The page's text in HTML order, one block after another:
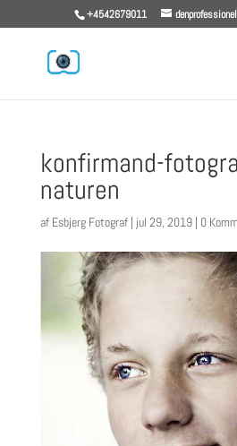
+4542679011
konfirmand-
naturen
af Esbjerg Fotograf| jul 29, 2019| 0